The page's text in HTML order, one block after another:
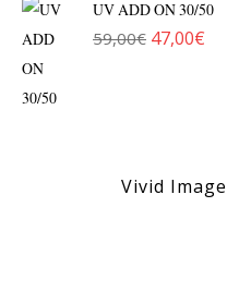
UV ADD ON 30/50
59,00€ Original
47,00€
Vivid